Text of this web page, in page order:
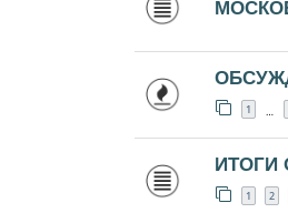
1
ИТОГИ
1 2